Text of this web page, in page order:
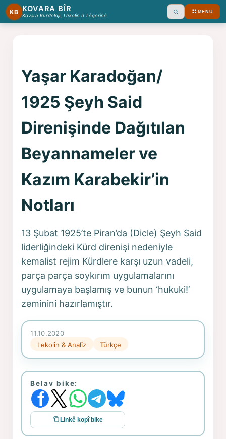
KB KOVARA BÎR
Kovara Kurdoloji, Lêkolîn û Lêgerînê Ara MENU
Yaşar Karadoğan/
1925 Şeyh Said
Direnişinde Dağıtılan
Beyannameler ve
Kazım Karabekir’in
Notları
13 Şubat 1925’te Piran’da (Dicle) Şeyh Said
liderliğindeki Kürd direnişi nedeniyle
kemalist rejim Kürdlere karşı uzun vadeli,
parça parça soykırım uygulamalarını
uygulamaya başlamış ve bunun ‘hukuki!’
zeminini hazırlamıştır.
11.10.2020
Lekolîn & Analîz
Türkçe
Belav bike:
Linkê kopî bike